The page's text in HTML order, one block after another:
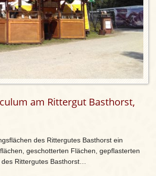
am Rittergut Basthorst,
des Rittergutes Basthorst ein
geschotterten Flächen, gepflasterten
Rittergutes Basthorst…